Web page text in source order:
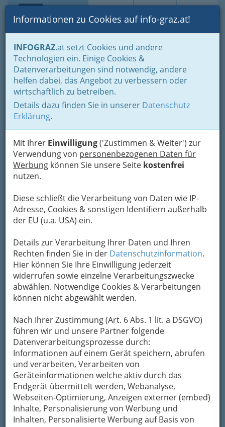
Suche Login Toggle
Informationen zu Cookies auf info-graz.at!
INFOGRAZ.at setzt Cookies und andere
Technologien ein. Einige Cookies &
Datenverarbeitungen sind notwendig, andere
helfen dabei, das Angebot zu verbessern oder
wirtschaftlich zu betreiben.
Details dazu finden Sie in unserer Datenschutz
Erklärung.
Mit Ihrer Einwilligung('Zustimmen & Weiter') zur
Verwendung von personenbezogenen Daten für
Werbung können Sie unsere Seite kostenfrei
nutzen.
Diese schließt die Verarbeitung von Daten wie IP-
Adresse, Cookies & sonstigen Identifiern außerhalb
der EU (u.a. USA) ein.
Details zur Verarbeitung Ihrer Daten und Ihren
Rechten finden Sie in der Datenschutzinformation.
Hier können Sie Ihre Einwilligung jederzeit
widerrufen sowie einzelne Verarbeitungszwecke
abwählen. Notwendige Cookies & Verarbeitungen
können nicht abgewählt werden.
Nach Ihrer Zustimmung (Art. 6 Abs. 1 lit. a DSGVO)
führen wir und unsere Partner folgende
Datenverarbeitungsprozesse durch:
Informationen auf einem Gerät speichern, abrufen
und verarbeiten, Verarbeiten von
Geräteinformationen welche aktiv durch das
Endgerät übermittelt werden, Webanalyse,
Webseiten-Optimierung, Anzeigen externer (embed)
Inhalte, Personalisierung von Werbung und
Inhalten, Personalisierte Werbung auf Basis von
Home Branchen
Silvia Bianca Ableitner
Praxis Rechbauer
Rechbauerstraße 6, 8010 Graz
+43 316 830 163
Karte
Kontaktaufnahme
Um die Info-Graz Firmen
bewahren
, verwenden wir an dieser Stelle zur
Übermittlung Ihrer Nachricht ein sicheres
Formular. Ihre Nachricht wird nach dem
Absenden umgehend per Mail an das
Unternehmen Silvia Bianca Ableitner Praxis
Rechbauer weitergeleitet.
Meine Email Adresse
Mein Betreff
Meine Nachricht